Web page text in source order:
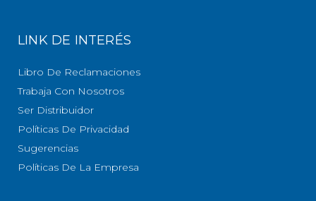
LINK DE INTERÉS
Libro De Reclamaciones
Trabaja Con Nosotros
Ser Distribuidor
Políticas De Privacidad
Sugerencias
Políticas De La Empresa